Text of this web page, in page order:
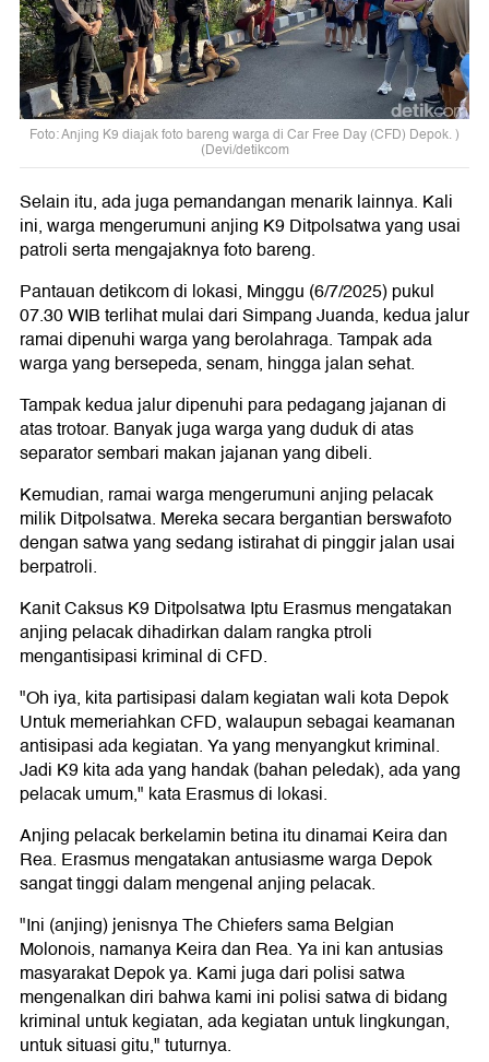
Foto: Anjing K9 diajak foto bareng warga di Car Free Day (CFD) Depok. )
(Devi/detikcom
Selain itu, ada juga pemandangan menarik lainnya. Kali
ini, warga mengerumuni anjing K9 Ditpolsatwa yang usai
patroli serta mengajaknya foto bareng.
Pantauan detikcom di lokasi, Minggu (6/7/2025) pukul
07.30 WIB terlihat mulai dari Simpang Juanda, kedua jalur
ramai dipenuhi warga yang berolahraga. Tampak ada
warga yang bersepeda, senam, hingga jalan sehat.
Tampak kedua jalur dipenuhi para pedagang jajanan di
atas trotoar. Banyak juga warga yang duduk di atas
separator sembari makan jajanan yang dibeli.
Kemudian, ramai warga mengerumuni anjing pelacak
milik Ditpolsatwa. Mereka secara bergantian berswafoto
dengan satwa yang sedang istirahat di pinggir jalan usai
berpatroli.
Kanit Caksus K9 Ditpolsatwa Iptu Erasmus mengatakan
anjing pelacak dihadirkan dalam rangka ptroli
mengantisipasi kriminal di CFD.
"Oh iya, kita partisipasi dalam kegiatan wali kota Depok
Untuk memeriahkan CFD, walaupun sebagai keamanan
antisipasi ada kegiatan. Ya yang menyangkut kriminal.
Jadi K9 kita ada yang handak (bahan peledak), ada yang
pelacak umum," kata Erasmus di lokasi.
Anjing pelacak berkelamin betina itu dinamai Keira dan
Rea. Erasmus mengatakan antusiasme warga Depok
sangat tinggi dalam mengenal anjing pelacak.
"Ini (anjing) jenisnya The Chiefers sama Belgian
Molonois, namanya Keira dan Rea. Ya ini kan antusias
masyarakat Depok ya. Kami juga dari polisi satwa
mengenalkan diri bahwa kami ini polisi satwa di bidang
kriminal untuk kegiatan, ada kegiatan untuk lingkungan,
untuk situasi gitu," tuturnya.